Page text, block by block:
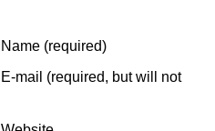
Name (required)
E-mail (required, but will not